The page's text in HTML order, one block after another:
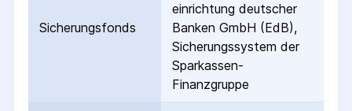
Sicherungs­fonds
einrichtung deutscher
Banken GmbH (EdB),
Sicherungssystem der
Sparkassen-
Finanzgruppe